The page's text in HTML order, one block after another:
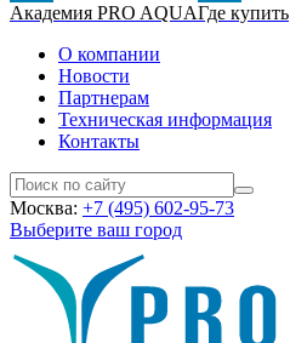
Академия PRO AQUAГде купить
О компании
Новости
Партнерам
Техническая информация
Контакты
Москва: +7 (495) 602-95-73
Выберите ваш город